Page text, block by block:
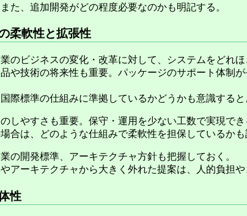
た、追加開発がどの程度必要なのかも明記する。
柔軟性と拡張性
のビジネスの変化・改革に対して、システムをどれ
や技術の将来性も重要。パッケージのサポート体制
際標準の仕組みに準拠しているかどうかも意識すると
しやすさも重要。保守・運用を少ない工数で実現でき
合は、どのような仕組みで柔軟性を担保しているかも
の開発標準、アーキテクチャ方針も把握しておく。
アーキテクチャから大きく外れた提案は、人的負担
性